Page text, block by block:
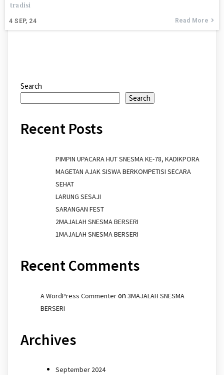
4 SEP, 24
tradisi
Read More
Search
Search
Recent Posts
PIMPIN UPACARA HUT SNESMA KE-78, KADIKPORA
MAGETAN AJAK SISWA BERKOMPETISI SECARA
SEHAT
LARUNG SESAJI
SARANGAN FEST
2MAJALAH SNESMA BERSERI
1MAJALAH SNESMA BERSERI
Recent Comments
A WordPress Commenteron 3MAJALAH SNESMA
BERSERI
Archives
September 2024